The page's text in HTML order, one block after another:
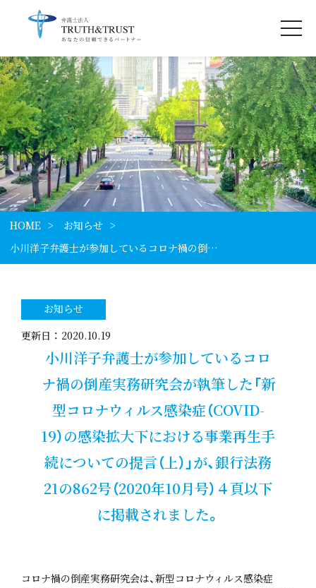
HOME
お知らせ
小川洋子弁護士が参加しているコロナ禍の倒…
お知らせ
更新日 ： 2020.10.19
小川洋子弁護士が参加しているコロ
ナ禍の倒産実務研究会が執筆した「新
型コロナウィルス感染症（COVID-
19）の感染拡大下における事業再生手
続についての提言（上）」が、銀行法務
21の862号（2020年10月号）４頁以下
に掲載されました。
コロナ禍の倒産実務研究会は、新型コロナウィルス感染症